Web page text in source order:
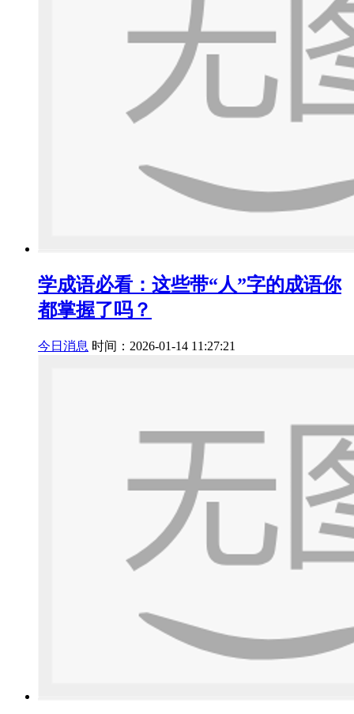
学成语必看：这些带“人”字的成语你
都掌握了吗？
今日消息 时间：2026-01-14 11:27:21